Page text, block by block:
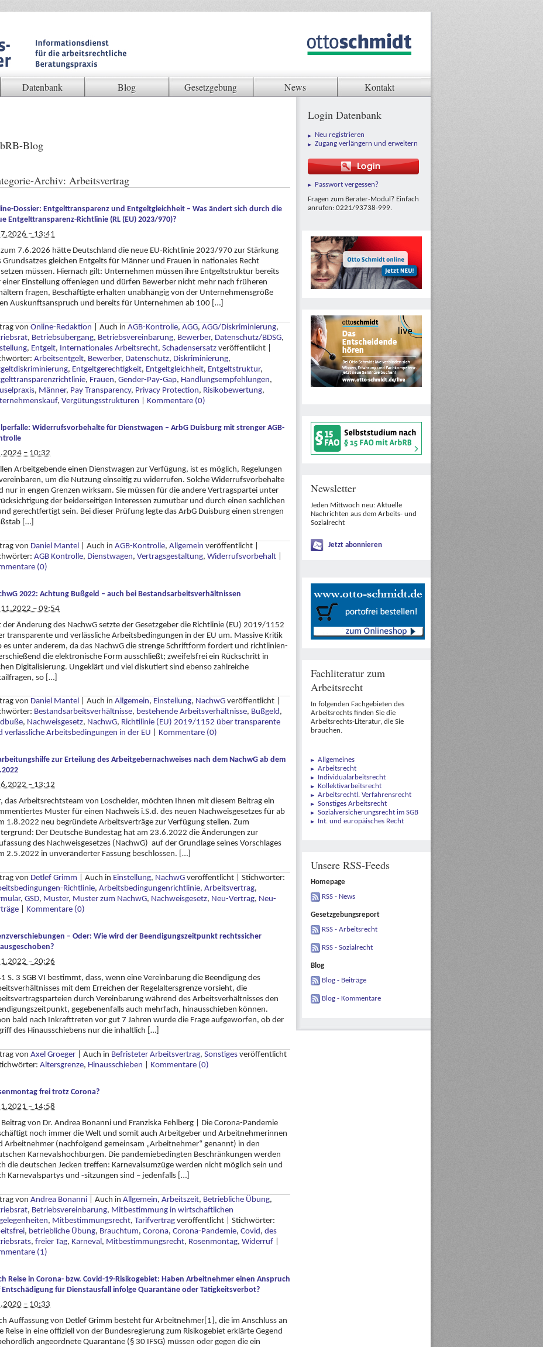
Datenbank Blog Gesetzgebung News Kontakt
Blog
Archiv: Arbeitsvertrag
Dossier: Entgelttransparenz und Entgeltgleichheit – Was ändert sich durch die
Entgelttransparenz-Richtlinie (RL (EU) 2023/970)?
– 13:41
zum 7.6.2026 hätte Deutschland die neue EU-Richtlinie 2023/970 zur Stärkung
Grundsatzes gleichen Entgelts für Männer und Frauen in nationales Recht
müssen. Hiernach gilt: Unternehmen müssen ihre Entgeltstruktur bereits
einer Einstellung offenlegen und dürfen Bewerber nicht mehr nach früheren
fragen, Beschäftigte erhalten unabhängig von der Unternehmensgröße
Auskunftsanspruch und bereits für Unternehmen ab 100 […]
von Online-Redaktion Auch in AGB-Kontrolle, AGG, AGG/Diskriminierung,
, Betriebsübergang, Betriebsvereinbarung, Bewerber, Datenschutz/BDSG,
, Entgelt, Internationales Arbeitsrecht, Schadensersatz veröffentlicht
Arbeitsentgelt, Bewerber, Datenschutz, Diskriminierung,
, Entgeltgerechtigkeit, Entgeltgleichheit, Entgeltstruktur,
, Frauen, Gender-Pay-Gap, Handlungsempfehlungen,
, Männer, Pay Transparency, Privacy Protection, Risikobewertung,
, Vergütungsstrukturen Kommentare (0)
Widerrufsvorbehalte für Dienstwagen – ArbG Duisburg mit strenger AGB-
– 10:32
Arbeitgebende einen Dienstwagen zur Verfügung, ist es möglich, Regelungen
um die Nutzung einseitig zu widerrufen. Solche Widerrufsvorbehalte
nur in engen Grenzen wirksam. Sie müssen für die andere Vertragspartei unter
der beiderseitigen Interessen zumutbar und durch einen sachlichen
gerechtfertigt sein. Bei dieser Prüfung legte das ArbG Duisburg einen strengen
[…]
von Daniel Mantel Auch in AGB-Kontrolle, Allgemein veröffentlicht
AGB Kontrolle, Dienstwagen, Vertragsgestaltung, Widerrufsvorbehalt
(0)
2022: Achtung Bußgeld – auch bei Bestandsarbeitsverhältnissen
– 09:54
der Änderung des NachwG setzte der Gesetzgeber die Richtlinie (EU) 2019/1152
transparente und verlässliche Arbeitsbedingungen in der EU um. Massive Kritik
es unter anderem, da das NachwG die strenge Schriftform fordert und richtlinien-
die elektronische Form ausschließt; zweifelsfrei ein Rückschritt in
Digitalisierung. Ungeklärt und viel diskutiert sind ebenso zahlreiche
so […]
von Daniel Mantel Auch in Allgemein, Einstellung, NachwG veröffentlicht
Bestandsarbeitsverhältnisse, bestehende Arbeitsverhältnisse, Bußgeld,
, Nachweisgesetz, NachwG, Richtilinie (EU) 2019/1152 über transparente
verlässliche Arbeitsbedingungen in der EU
Kommentare (0)
zur Erteilung des Arbeitgebernachweises nach dem NachwG ab dem
– 13:12
das Arbeitsrechtsteam von Loschelder, möchten Ihnen mit diesem Beitrag ein
Muster für einen Nachweis i.S.d. des neuen Nachweisgesetzes für ab
1.8.2022 neu begründete Arbeitsverträge zur Verfügung stellen. Zum
Der Deutsche Bundestag hat am 23.6.2022 die Änderungen zur
des Nachweisgesetzes (NachwG) auf der Grundlage seines Vorschlages
2.5.2022 in unveränderter Fassung beschlossen. […]
von Detlef Grimm Auch in Einstellung, NachwG veröffentlicht
Stichwörter:
Richtlinie, Arbeitsbedingungenrichtlinie, Arbeitsvertrag,
, GSD, Muster, Muster zum NachwG, Nachweisgesetz, Neu-Vertrag, Neu-
Kommentare (0)
– Oder: Wie wird der Beendigungszeitpunkt rechtssicher
– 20:26
S. 3 SGB VI bestimmt, dass, wenn eine Vereinbarung die Beendigung des
mit dem Erreichen der Regelaltersgrenze vorsieht, die
durch Vereinbarung während des Arbeitsverhältnisses den
gegebenenfalls auch mehrfach, hinausschieben können.
bald nach Inkrafttreten vor gut 7 Jahren wurde die Frage aufgeworfen, ob der
des Hinausschiebens nur die inhaltlich […]
von Axel Groeger Auch in Befristeter Arbeitsvertrag, Sonstiges veröffentlicht
Altersgrenze, Hinausschieben Kommentare (0)
frei trotz Corona?
– 14:58
Beitrag von Dr. Andrea Bonanni und Franziska Fehlberg | Die Corona-Pandemie
noch immer die Welt und somit auch Arbeitgeber und Arbeitnehmerinnen
Arbeitnehmer (nachfolgend gemeinsam „Arbeitnehmer“ genannt) in den
Karnevalshochburgen. Die pandemiebedingten Beschränkungen werden
die deutschen Jecken treffen: Karnevalsumzüge werden nicht möglich sein und
Karnevalspartys und -sitzungen sind – jedenfalls […]
von Andrea Bonanni Auch in Allgemein, Arbeitszeit, Betriebliche Übung,
, Betriebsvereinbarung, Mitbestimmung in wirtschaftlichen
, Mitbestimmungsrecht, Tarifvertrag veröffentlicht
Stichwörter:
, betriebliche Übung, Brauchtum, Corona, Corona-Pandemie, Covid , des
, freier Tag, Karneval , Mitbestimmungsrecht, Rosenmontag, Widerruf
(1)
Reise in Corona- bzw. Covid-19-Risikogebiet: Haben Arbeitnehmer einen Anspruch
Entschädigung für Dienstausfall infolge Quarantäne oder Tätigkeitsverbot?
– 10:33
Auffassung von Detlef Grimm besteht für Arbeitnehmer[1], die im Anschluss an
Reise in eine offiziell von der Bundesregierung zum Risikogebiet erklärte Gegend
angeordnete Quarantäne (§ 30 IFSG) müssen oder gegen die ein
Login Datenbank
Neu registrieren
Zugang verlängern und erweitern
Passwort vergessen?
Fragen zum Berater-Modul? Einfach
anrufen: 0221/93738-999.
Newsletter
Jeden Mittwoch neu: Aktuelle
Nachrichten aus dem Arbeits- und
Sozialrecht
Jetzt abonnieren
Fachliteratur zum
Arbeitsrecht
In folgenden Fachgebieten des
Arbeitsrechts finden Sie die
Arbeitsrechts-Literatur, die Sie
brauchen.
Allgemeines
Arbeitsrecht
Individualarbeitsrecht
Kollektivarbeitsrecht
Arbeitsrechtl. Verfahrensrecht
Sonstiges Arbeitsrecht
Sozialversicherungsrecht im SGB
Int. und europäisches Recht
Unsere RSS-Feeds
Homepage
RSS - News
Gesetzgebungsreport
RSS - Arbeitsrecht
RSS - Sozialrecht
Blog
Blog - Beiträge
Blog - Kommentare